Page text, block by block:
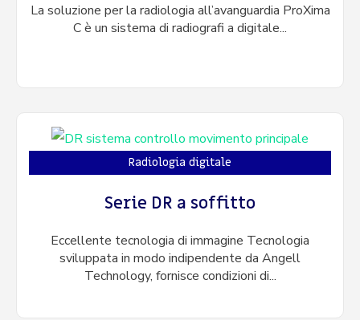
La soluzione per la radiologia all’avanguardia ProXima
C è un sistema di radiografi a digitale...
Radiologia digitale
Serie DR a soffitto
Eccellente tecnologia di immagine Tecnologia
sviluppata in modo indipendente da Angell
Technology, fornisce condizioni di...